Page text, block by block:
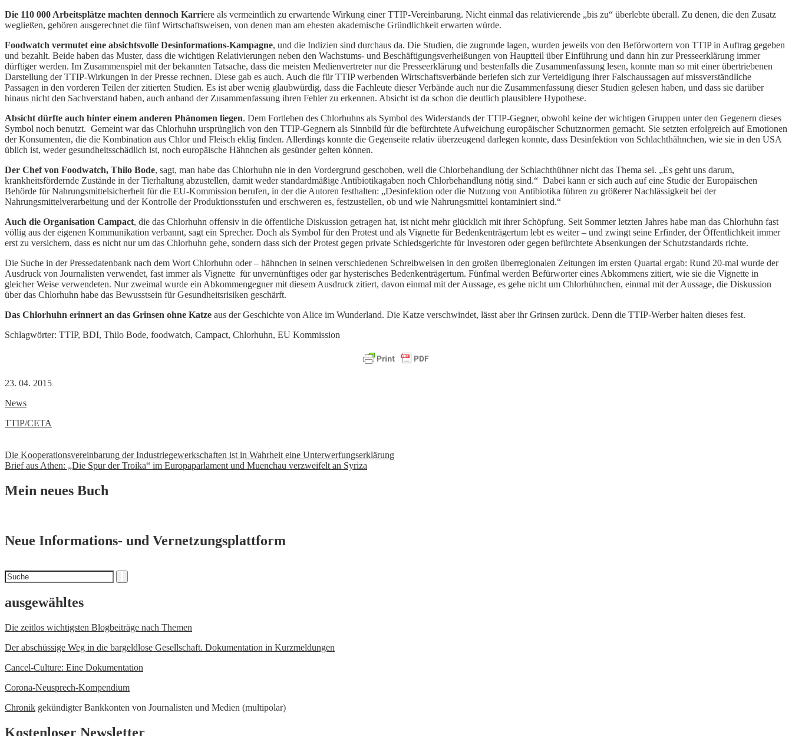
Die 110 000 Arbeitsplätze machten dennoch Karriere als vermeintlich zu erwartende Wirkung einer TTIP-Vereinbarung. Nicht einmal das relativierende „bis zu“ überlebte überall. Zu denen, die den Zusatz
wegließen, gehören ausgerechnet die fünf Wirtschaftsweisen, von denen man am ehesten akademische Gründlichkeit erwarten würde.
Foodwatch vermutet eine absichtsvolle Desinformations-Kampagne, und die Indizien sind durchaus da. Die Studien, die zugrunde lagen, wurden jeweils von den Beförwortern von TTIP in Auftrag gegeben
und bezahlt. Beide haben das Muster, dass die wichtigen Relativierungen neben den Wachstums- und Beschäftigungsverheißungen von Hauptteil über Einführung und dann hin zur Presseerklärung immer
dürftiger werden. Im Zusammenspiel mit der bekannten Tatsache, dass die meisten Medienvertreter nur die Presseerklärung und bestenfalls die Zusammenfassung lesen, konnte man so mit einer übertriebenen
Darstellung der TTIP-Wirkungen in der Presse rechnen. Diese gab es auch. Auch die für TTIP werbenden Wirtschaftsverbände beriefen sich zur Verteidigung ihrer Falschaussagen auf missverständliche
Passagen in den vorderen Teilen der zitierten Studien. Es ist aber wenig glaubwürdig, dass die Fachleute dieser Verbände auch nur die Zusammenfassung dieser Studien gelesen haben, und dass sie darüber
hinaus nicht den Sachverstand haben, auch anhand der Zusammenfassung ihren Fehler zu erkennen. Absicht ist da schon die deutlich plausiblere Hypothese.
Absicht dürfte auch hinter einem anderen Phänomen liegen. Dem Fortleben des Chlorhuhns als Symbol des Widerstands der TTIP-Gegner, obwohl keine der wichtigen Gruppen unter den Gegenern dieses
Symbol noch benutzt. Gemeint war das Chlorhuhn ursprünglich von den TTIP-Gegnern als Sinnbild für die befürchtete Aufweichung europäischer Schutznormen gemacht. Sie setzten erfolgreich auf Emotionen
der Konsumenten, die die Kombination aus Chlor und Fleisch eklig finden. Allerdings konnte die Gegenseite relativ überzeugend darlegen konnte, dass Desinfektion von Schlachthähnchen, wie sie in den USA
üblich ist, weder gesundheitsschädlich ist, noch europäische Hähnchen als gesünder gelten können.
Der Chef von Foodwatch, Thilo Bode, sagt, man habe das Chlorhuhn nie in den Vordergrund geschoben, weil die Chlorbehandlung der Schlachthühner nicht das Thema sei. „Es geht uns darum,
krankheitsfördernde Zustände in der Tierhaltung abzustellen, damit weder standardmäßige Antibiotikagaben noch Chlorbehandlung nötig sind.“ Dabei kann er sich auch auf eine Studie der Europäischen
Behörde für Nahrungsmittelsicherheit für die EU-Kommission berufen, in der die Autoren festhalten: „Desinfektion oder die Nutzung von Antibiotika führen zu größerer Nachlässigkeit bei der
Nahrungsmittelverarbeitung und der Kontrolle der Produktionsstufen und erschweren es, festzustellen, ob und wie Nahrungsmittel kontaminiert sind.“
Auch die Organisation Campact, die das Chlorhuhn offensiv in die öffentliche Diskussion getragen hat, ist nicht mehr glücklich mit ihrer Schöpfung. Seit Sommer letzten Jahres habe man das Chlorhuhn fast
völlig aus der eigenen Kommunikation verbannt, sagt ein Sprecher. Doch als Symbol für den Protest und als Vignette für Bedenkenträgertum lebt es weiter – und zwingt seine Erfinder, der Öffentlichkeit immer
erst zu versichern, dass es nicht nur um das Chlorhuhn gehe, sondern dass sich der Protest gegen private Schiedsgerichte für Investoren oder gegen befürchtete Absenkungen der Schutzstandards richte.
Die Suche in der Pressedatenbank nach dem Wort Chlorhuhn oder – hähnchen in seinen verschiedenen Schreibweisen in den großen überregionalen Zeitungen im ersten Quartal ergab: Rund 20-mal wurde der
Ausdruck von Journalisten verwendet, fast immer als Vignette für unvernünftiges oder gar hysterisches Bedenkenträgertum. Fünfmal werden Befürworter eines Abkommens zitiert, wie sie die Vignette in
gleicher Weise verwendeten. Nur zweimal wurde ein Abkommengegner mit diesem Ausdruck zitiert, davon einmal mit der Aussage, es gehe nicht um Chlorhühnchen, einmal mit der Aussage, die Diskussion
über das Chlorhuhn habe das Bewusstsein für Gesundheitsrisiken geschärft.
Das Chlorhuhn erinnert an das Grinsen ohne Katze aus der Geschichte von Alice im Wunderland. Die Katze verschwindet, lässt aber ihr Grinsen zurück. Denn die TTIP-Werber halten dieses fest.
Schlagwörter: TTIP, BDI, Thilo Bode, foodwatch, Campact, Chlorhuhn, EU Kommission
23. 04. 2015
News
TTIP/CETA
Beitrags-
Navigation
Die Kooperationsvereinbarung der Industriegewerkschaften ist in Wahrheit eine Unterwerfungserklärung
Brief aus Athen: „Die Spur der Troika“ im Europaparlament und Muenchau verzweifelt an Syriza
Mein neues Buch
Neue Informations- und Vernetzungsplattform
Suchen
nach
ausgewähltes
Die zeitlos wichtigsten Blogbeiträge nach Themen
Der abschüssige Weg in die bargeldlose Gesellschaft. Dokumentation in Kurzmeldungen
Cancel-Culture: Eine Dokumentation
Corona-Neusprech-Kompendium
Chronik gekündigter Bankkonten von Journalisten und Medien (multipolar)
Kostenloser Newsletter